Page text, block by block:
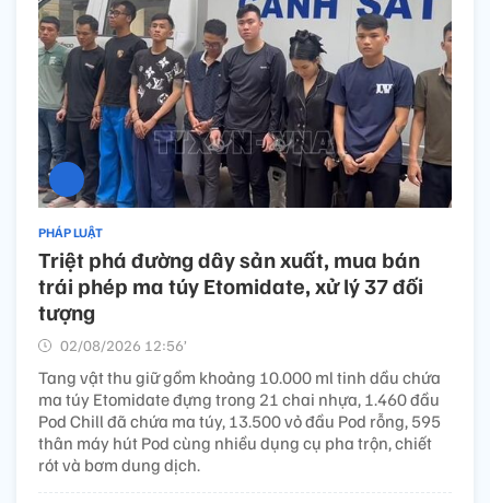
PHÁP LUẬT
Triệt phá đường dây sản xuất, mua bán
trái phép ma túy Etomidate, xử lý 37 đối
tượng
02/08/2026 12:56’
Tang vật thu giữ gồm khoảng 10.000 ml tinh dầu chứa
ma túy Etomidate đựng trong 21 chai nhựa, 1.460 đầu
Pod Chill đã chứa ma túy, 13.500 vỏ đầu Pod rỗng, 595
thân máy hút Pod cùng nhiều dụng cụ pha trộn, chiết
rót và bơm dung dịch.